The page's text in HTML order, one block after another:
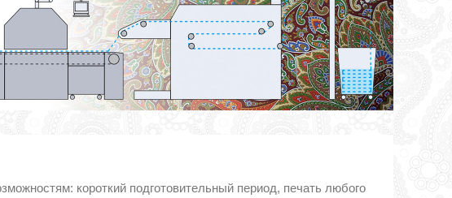
короткий подготовительный период, печать любого